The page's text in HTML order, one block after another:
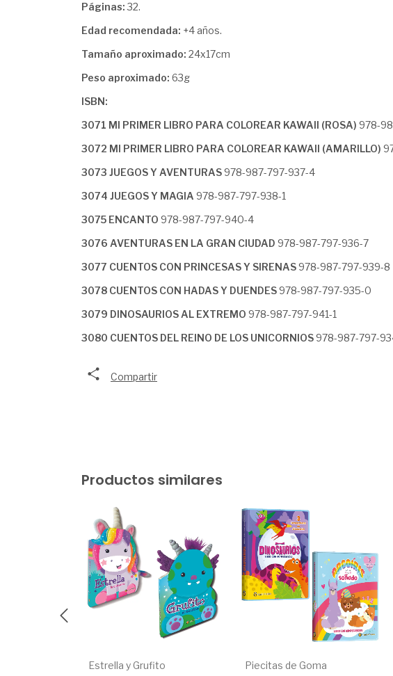
Páginas:32.
Edad recomendada: +4 años.
Tamaño aproximado: 24x17cm
Peso aproximado: 63g
ISBN:
3071 MI PRIMER LIBRO PARA COLOREAR KAWAII (ROSA) 978-
3072 MI PRIMER LIBRO PARA COLOREAR KAWAII (AMARILLO)
3073 JUEGOS Y AVENTURAS 978-987-797-937-4
3074 JUEGOS Y MAGIA 978-987-797-938-1
3075 ENCANTO 978-987-797-940-4
3076 AVENTURAS EN LA GRAN CIUDAD 978-987-797-936-7
3077 CUENTOS CON PRINCESAS Y SIRENAS 978-987-797-939-8
3078 CUENTOS CON HADAS Y DUENDES 978-987-797-935-0
3079 DINOSAURIOS AL EXTREMO 978-987-797-941-1
3080 CUENTOS DEL REINO DE LOS UNICORNIOS 978-987-797-
Compartir
Productos similares
Estrella y Grufito Piecitas de Goma